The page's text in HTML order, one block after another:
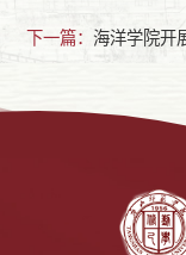
下一篇： 海洋学院开